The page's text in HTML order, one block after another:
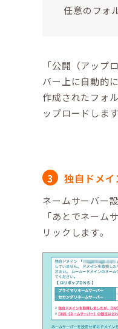
任意のフォ
「公開（アップ
バー上に自動的
作成されたフォ
ップロードします
独自ドメ
ネームサーバー
「あとでネーム
リックします。